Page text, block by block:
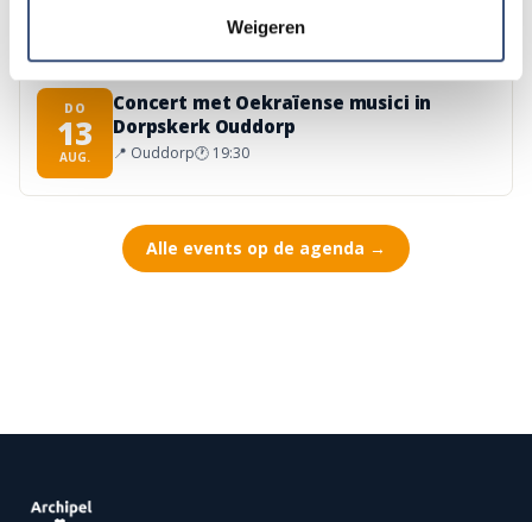
Weigeren
DO
13
AUG.
Concert met Oekraïense musici in
Dorpskerk Ouddorp
📍 Ouddorp🕐 19:30
Alle events op de agenda →